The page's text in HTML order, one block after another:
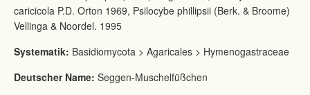
caricicola P.D. Orton 1969, Psilocybe phillipsii (Berk. & Broome)
Vellinga & Noordel. 1995
Systematik: Basidiomycota > Agaricales > Hymenogastraceae
Deutscher Name: Seggen-Muschelfüßchen